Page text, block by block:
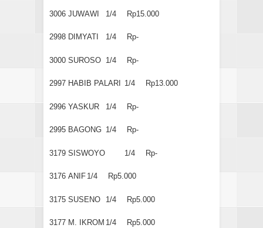
3006 JUWAWI 1/4 Rp15.000
2998 DIMYATI 1/4 Rp-
3000 SUROSO 1/4 Rp-
2997 HABIB PALARI 1/4 Rp13.000
2996 YASKUR 1/4 Rp-
2995 BAGONG 1/4 Rp-
3179 SISWOYO 1/4 Rp-
3176 ANIF 1/4 Rp5.000
3175 SUSENO 1/4 Rp5.000
3177 M. IKROM 1/4 Rp5.000